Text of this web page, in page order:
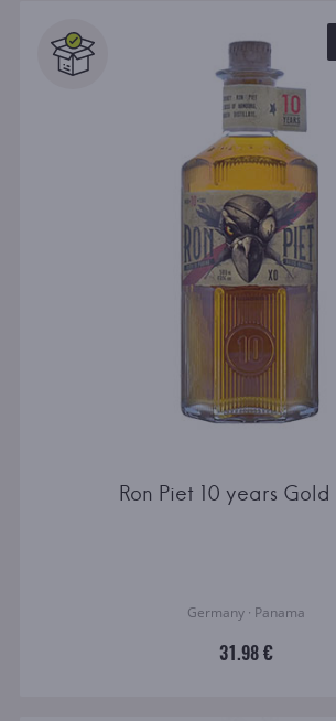
Ron Piet 10 years Gold
Germany · Panama
31.98 €